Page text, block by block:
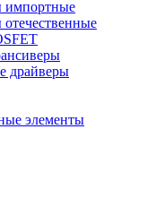
импортные
драйверы
элементы